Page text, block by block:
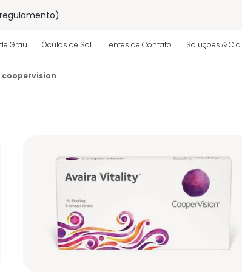
Grau Óculos de Sol Lentes de Contato Soluções & Cia
coopervision